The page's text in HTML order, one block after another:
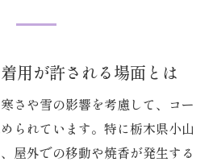
コートがNGな理由と代案
すすめな防寒対策を解説
もの選びのポイント
織るべきコートの条件
用が許される場面とは
さや雪の影響を考慮して、コー
られています。特に栃木県小山
屋外での移動や焼香が発生する